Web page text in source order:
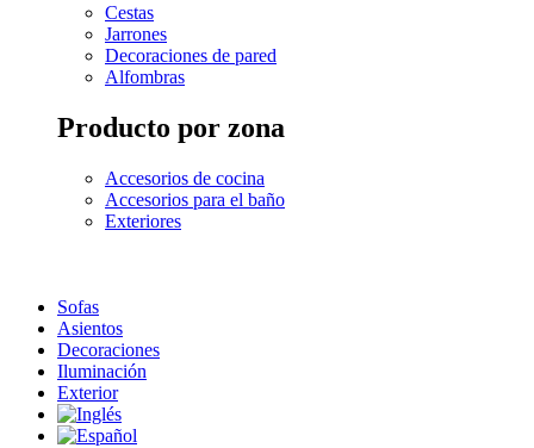
Cestas
Jarrones
Decoraciones de pared
Alfombras
Producto por zona
Accesorios de cocina
Accesorios para el baño
Exteriores
Sofas
Asientos
Decoraciones
Iluminación
Exterior